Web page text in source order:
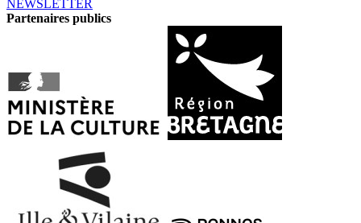
NEWSLETTER
Partenaires publics